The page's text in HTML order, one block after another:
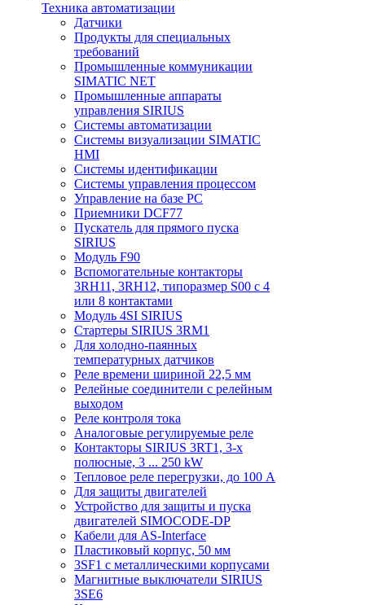
Техника автоматизации
Датчики
Продукты для специальных
требований
Промышленные коммуникации
SIMATIC NET
Промышленные аппараты
управления SIRIUS
Системы автоматизации
Системы визуализации SIMATIC
HMI
Системы идентификации
Системы управления процессом
Управление на базе РС
Приемники DCF77
Пускатель для прямого пуска
SIRIUS
Модуль F90
Вспомогательные контакторы
3RH11, 3RH12, типоразмер S00 с 4
или 8 контактами
Модуль 4SI SIRIUS
Стартеры SIRIUS 3RM1
Для холодно-паянных
температурных датчиков
Реле времени шириной 22,5 мм
Релейные соединители с релейным
выходом
Реле контроля тока
Аналоговые регулируемые реле
Контакторы SIRIUS 3RT1, 3-х
полюсные, 3 ... 250 kW
Тепловое реле перегрузки, до 100 A
Для защиты двигателей
Устройство для защиты и пуска
двигателей SIMOCODE-DP
Кабели для AS-Interface
Пластиковый корпус, 50 мм
3SF1 с металлическими корпусами
Магнитные выключатели SIRIUS
3SE6